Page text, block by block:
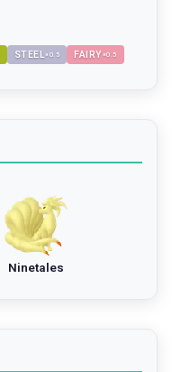
STEEL×0.5 FAIRY×0.5
Ninetales